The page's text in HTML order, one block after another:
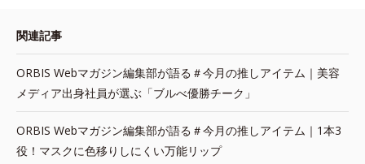
関連記事
ORBIS Webマガジン編集部が語る＃今月の推しアイテム｜美容
メディア出身社員が選ぶ「ブルべ優勝チーク」
ORBIS Webマガジン編集部が語る＃今月の推しアイテム｜1本3
役！マスクに色移りしにくい万能リップ